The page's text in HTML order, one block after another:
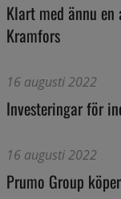
Klart med ännu
Kramfors
16 augusti 2022
Investeringar för
16 augusti 2022
Prumo Group